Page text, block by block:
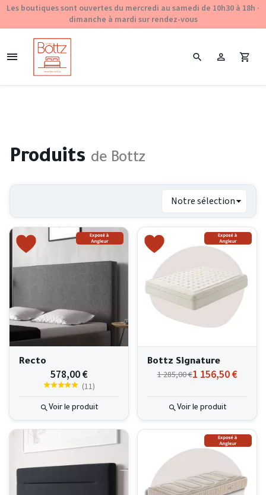
Les boutiques sont ouvertes du mercredi au samedi de 10h30 à 18h ·
dimanche à mardi sur rendez-vous
Produits de Bottz
Recto
578,00 €
(11)
Voir le produit
Bottz Signature
1 156,50 €
1 285,00 €
Voir le produit